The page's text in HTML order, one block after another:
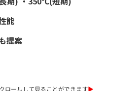
能
提案
ロールして見ることができます▶︎